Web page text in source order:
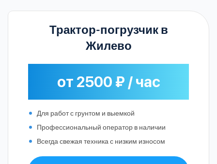
Трактор-погрузчик в
Жилево
от 2500 ₽ / час
Для работ с грунтом и выемкой
Профессиональный оператор в наличии
Всегда свежая техника с низким износом